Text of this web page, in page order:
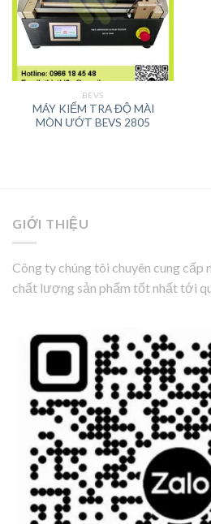
BEVS
MÁY KIỂM TRA ĐỘ MÀI
MÒN ƯỚT BEVS 2805
GIỚI THIỆU
Công ty chúng tôi chuyên cung
chất lượng sản phẩm tốt nhất tới